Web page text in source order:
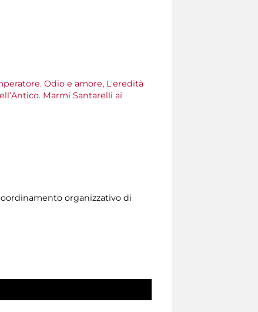
Odio e amore, L'eredità
Marmi Santarelli ai
organizzativo di